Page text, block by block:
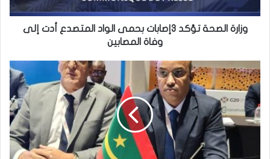
وزارة الصحة تؤكد 3إصابات بحمى الواد المتصدع أدت إلى
وفاة المصابين